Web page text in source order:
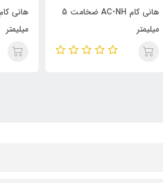
هانی کام AC-NH ضخامت 5
میلیمتر
میلیمتر